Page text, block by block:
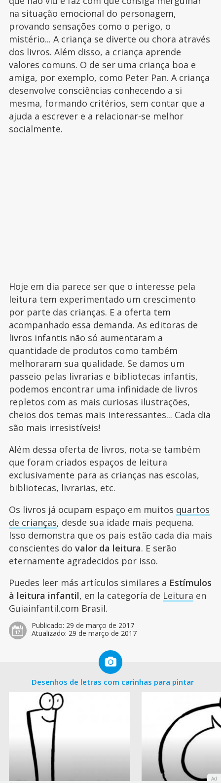
na situação emocional do personagem,
provando sensações como o perigo, o
mistério... A criança se diverte ou chora através
dos livros. Além disso, a criança aprende
valores comuns. O de ser uma criança boa e
amiga, por exemplo, como Peter Pan. A criança
desenvolve consciências conhecendo a si
mesma, formando critérios, sem contar que a
ajuda a escrever e a relacionar-se melhor
socialmente.
Hoje em dia parece ser que o interesse pela
leitura tem experimentado um crescimento
por parte das crianças. E a oferta tem
acompanhado essa demanda. As editoras de
livros infantis não só aumentaram a
quantidade de produtos como também
melhoraram sua qualidade. Se damos um
passeio pelas livrarias e bibliotecas infantis,
podemos encontrar uma infinidade de livros
repletos com as mais curiosas ilustrações,
cheios dos temas mais interessantes... Cada dia
são mais irresistíveis!
Além dessa oferta de livros, nota-se também
que foram criados espaços de leitura
exclusivamente para as crianças nas escolas,
bibliotecas, livrarias, etc.
Os livros já ocupam espaço em muitos quartos
de crianças, desde sua idade mais pequena.
Isso demonstra que os pais estão cada dia mais
conscientes do valor da leitura. E serão
eternamente agradecidos por isso.
Puedes leer más artículos similares a Estímulos
à leitura infantil, en la categoría de Leitura en
Guiainfantil.com Brasil.
Publicado: 29 de março de 2017
Atualizado: 29 de março de 2017
Desenhos de letras com carinhas para pintar
Ad